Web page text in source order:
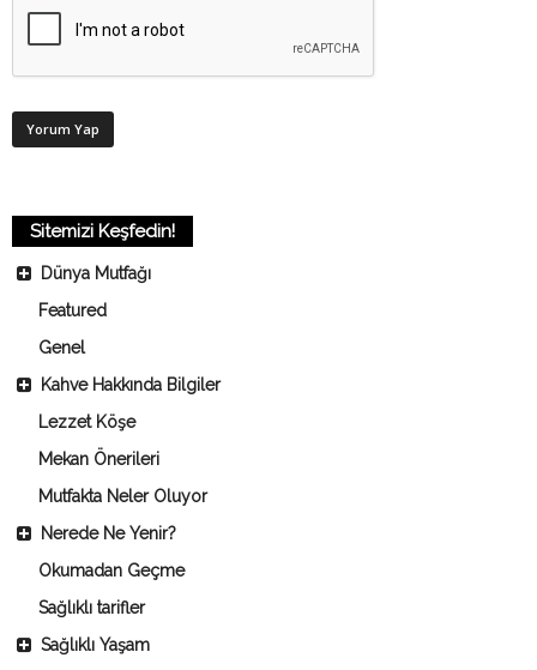
Sitemizi Keşfedin!
Dünya Mutfağı
Featured
Genel
Kahve Hakkında Bilgiler
Lezzet Köşe
Mekan Önerileri
Mutfakta Neler Oluyor
Nerede Ne Yenir?
Okumadan Geçme
Sağlıklı tarifler
Sağlıklı Yaşam